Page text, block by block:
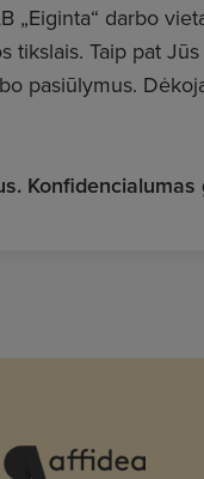
„Eiginta“ darbo
Taip pat
pasiūlymus.
Konfidencialumas